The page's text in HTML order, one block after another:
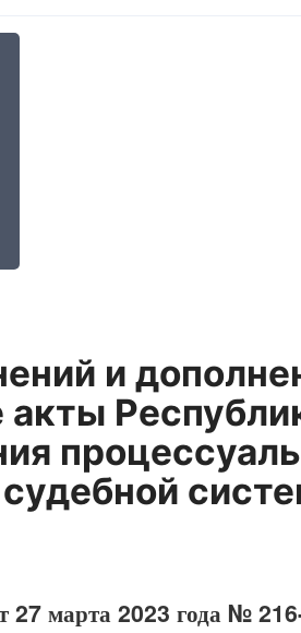
и
27 марта 2023 года №